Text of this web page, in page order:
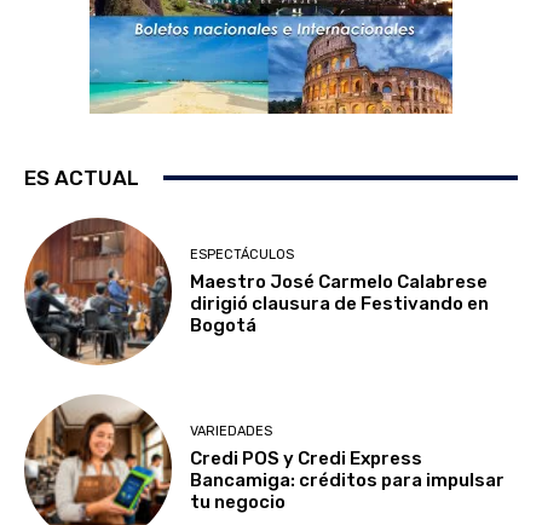
ES ACTUAL
ESPECTÁCULOS
Maestro José Carmelo Calabrese
dirigió clausura de Festivando en
Bogotá
VARIEDADES
Credi POS y Credi Express
Bancamiga: créditos para impulsar
tu negocio